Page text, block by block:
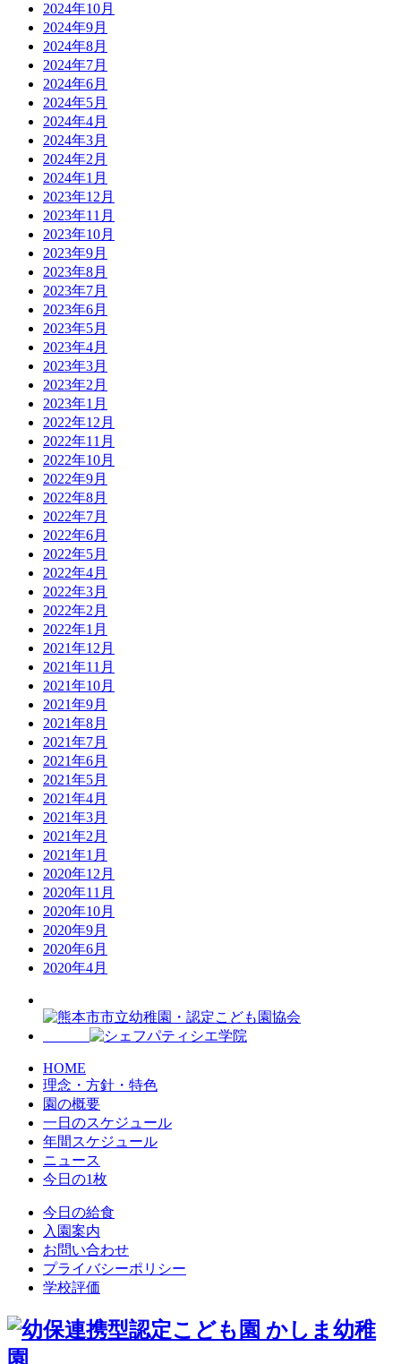
2024年10月
2024年9月
2024年8月
2024年7月
2024年6月
2024年5月
2024年4月
2024年3月
2024年2月
2024年1月
2023年12月
2023年11月
2023年10月
2023年9月
2023年8月
2023年7月
2023年6月
2023年5月
2023年4月
2023年3月
2023年2月
2023年1月
2022年12月
2022年11月
2022年10月
2022年9月
2022年8月
2022年7月
2022年6月
2022年5月
2022年4月
2022年3月
2022年2月
2022年1月
2021年12月
2021年11月
2021年10月
2021年9月
2021年8月
2021年7月
2021年6月
2021年5月
2021年4月
2021年3月
2021年2月
2021年1月
2020年12月
2020年11月
2020年10月
2020年9月
2020年6月
2020年4月
HOME
理念・方針・特色
園の概要
一日のスケジュール
年間スケジュール
ニュース
今日の1枚
今日の給食
入園案内
お問い合わせ
プライバシーポリシー
学校評価